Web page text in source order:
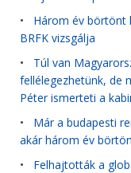
• Három év börtönt
BRFK vizsgálja
• Túl van
fellélegezhetünk, de
Péter ismerteti a
• Már a budapesti
akár három év
• Felhajtották a